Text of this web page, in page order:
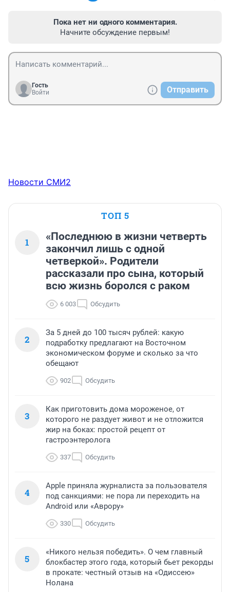
Пока нет ни одного комментария.
Начните обсуждение первым!
Гость
Войти
Отправить
Новости СМИ2
ТОП 5
1
«Последнюю в жизни четверть
закончил лишь с одной
четверкой». Родители
рассказали про сына, который
всю жизнь боролся с раком
6 003 Обсудить
2
За 5 дней до 100 тысяч рублей: какую
подработку предлагают на Восточном
экономическом форуме и сколько за что
обещают
902 Обсудить
3
Как приготовить дома мороженое, от
которого не раздует живот и не отложится
жир на боках: простой рецепт от
гастроэнтеролога
337 Обсудить
4
Apple приняла журналиста за пользователя
под санкциями: не пора ли переходить на
Android или «Аврору»
330 Обсудить
5
«Никого нельзя победить». О чем главный
блокбастер этого года, который бьет рекорды
в прокате: честный отзыв на «Одиссею»
Нолана